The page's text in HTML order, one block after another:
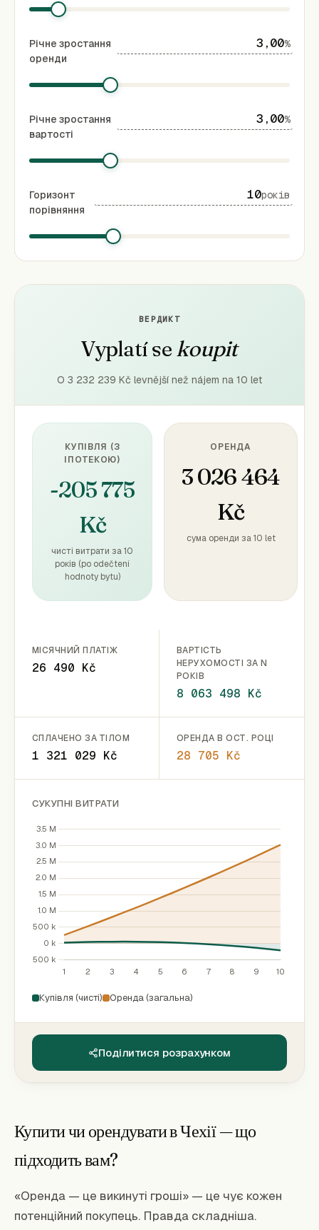
Річне зростання
оренди
%
Річне зростання
вартості
%
Горизонт
порівняння
років
ВЕРДИКТ
Vyplatí sekoupit
O 3 232 239 Kč levnější než nájem na 10 let
КУПІВЛЯ (З
ІПОТЕКОЮ)
-205 775
Kč
чисті витрати за 10
років (po odečtení
hodnoty bytu)
ОРЕНДА
3 026 464
Kč
сума оренди за 10 let
МІСЯЧНИЙ ПЛАТІЖ
26 490 Kč
ВАРТІСТЬ
НЕРУХОМОСТІ ЗА N
РОКІВ
8 063 498 Kč
СПЛАЧЕНО ЗА ТІЛОМ
1 321 029 Kč
ОРЕНДА В ОСТ. РОЦІ
28 705 Kč
СУКУПНІ ВИТРАТИ
Купівля (чисті) Оренда (загальна)
Поділитися розрахунком
Купити чи орендувати в Чехії — що
підходить вам?
«Оренда — це викинуті гроші» — це чує кожен
потенційний покупець. Правда складніша.